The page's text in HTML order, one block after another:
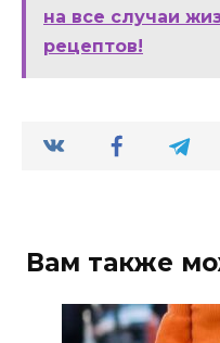
на все случаи
рецептов!
Вам также